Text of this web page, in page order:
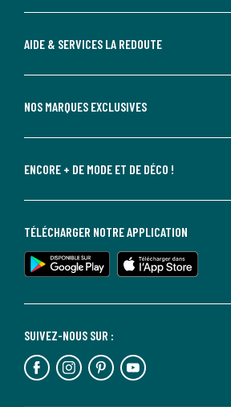
AIDE & SERVICES LA REDOUTE
NOS MARQUES EXCLUSIVES
ENCORE + DE MODE ET DE DÉCO !
SUIVEZ-NOUS SUR :
TÉLÉCHARGER NOTRE APPLICATION